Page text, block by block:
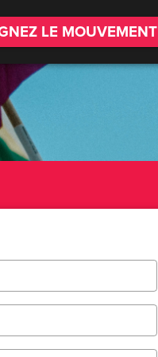
LE MOUVEMENT